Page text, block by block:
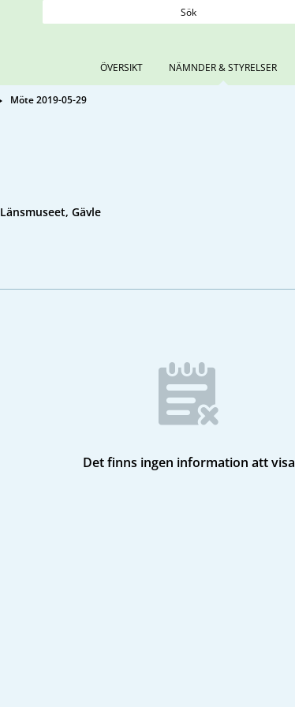
Sök
ÖVERSIKT NÄMNDER & STYRELSER
Möte 2019-05-29
Länsmuseet, Gävle
Det finns ingen information att visa